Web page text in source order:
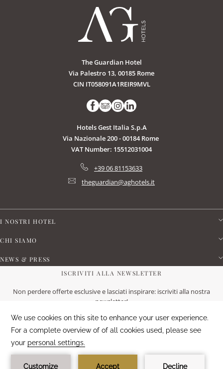
The Guardian Hotel
Via Palestro 13, 00185 Rome
CIN IT058091A1REIR9MVL
Hotels Gest Italia S.p.A
Via Nazionale 200 - 00184 Rome
VAT Number: 15512031004
+39 06 81153633
theguardian@aghotels.it
I NOSTRI HOTEL
CHI SIAMO
NEWS & PRESS
ISCRIVITI ALLA NEWSLETTER
Non perdere offerte esclusive e lasciati inspirare: iscriviti alla nostra
newsletter!
ISCRIVITI ORA